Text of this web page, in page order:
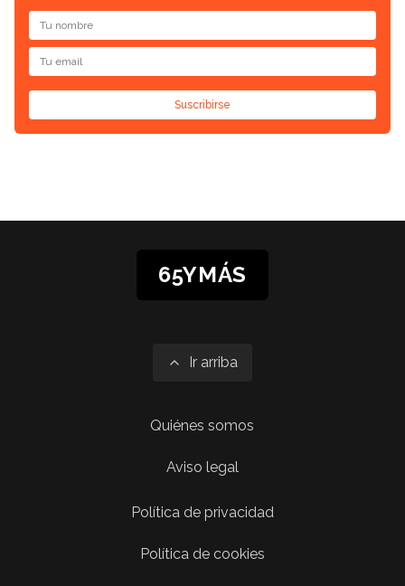
Suscribirse
65YMÁS
Ir arriba
Quiénes somos
Aviso legal
Política de privacidad
Política de cookies